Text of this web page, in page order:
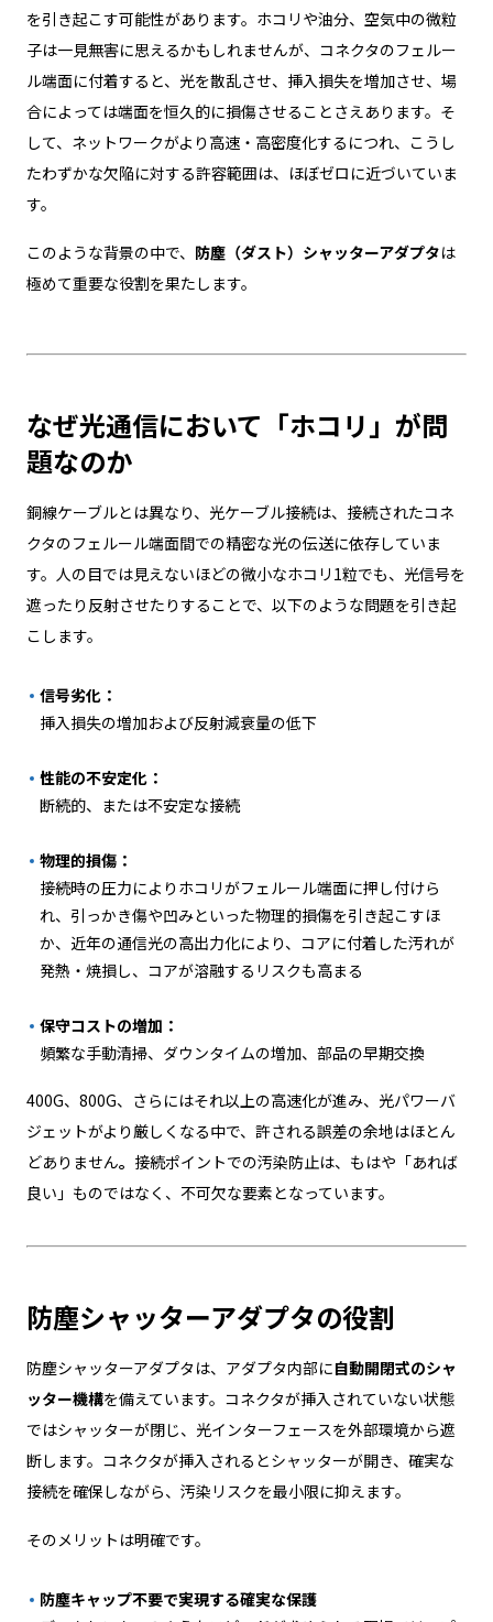
を引き起こす可能性があります。ホコリや油分、空気中の微粒
子は一見無害に思えるかもしれませんが、コネクタのフェルー
ル端面に付着すると、光を散乱させ、挿入損失を増加させ、場
合によっては端面を恒久的に損傷させることさえあります。そ
して、ネットワークがより高速・高密度化するにつれ、こうし
たわずかな欠陥に対する許容範囲は、ほぼゼロに近づいていま
す。
このような背景の中で、 防塵（ダスト）シャッターアダプタは
極めて重要な役割を果たします。
なぜ光通信において「ホコリ」が問
題なのか
銅線ケーブルとは異なり、光ケーブル接続は、接続されたコネ
クタのフェルール端面間での精密な光の伝送に依存していま
す。人の目では見えないほどの微小なホコリ1粒でも、光信号を
遮ったり反射させたりすることで、以下のような問題を引き起
こします。
信号劣化：
挿入損失の増加および反射減衰量の低下
性能の不安定化：
断続的、または不安定な接続
物理的損傷：
接続時の圧力によりホコリがフェルール端面に押し付けら
れ、引っかき傷や凹みといった物理的損傷を引き起こすほ
か、近年の通信光の高出力化により、コアに付着した汚れが
発熱・焼損し、コアが溶融するリスクも高まる
保守コストの増加：
頻繁な手動清掃、ダウンタイムの増加、部品の早期交換
400G、800G、さらにはそれ以上の高速化が進み、光パワーバ
ジェットがより厳しくなる中で、許される誤差の余地はほとん
どありません。 接続ポイントでの汚染防止は、もはや「あれば
良い」ものではなく、不可欠な要素となっています。
防塵シャッターアダプタの役割
防塵シャッターアダプタは、アダプタ内部に自動開閉式のシャ
ッター機構を備えています。コネクタが挿入されていない状態
ではシャッターが閉じ、光インターフェースを外部環境から遮
断します。コネクタが挿入されるとシャッターが開き、確実な
接続を確保しながら、汚染リスクを最小限に抑えます。
そのメリットは明確です。
防塵キャップ不要で実現する確実な保護